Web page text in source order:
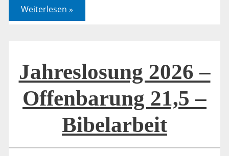
Jahreslosung
2026
–
–
Teil
1
Weiterlesen »
Jahreslosung 2026 –
Offenbarung 21,5 –
Bibelarbeit